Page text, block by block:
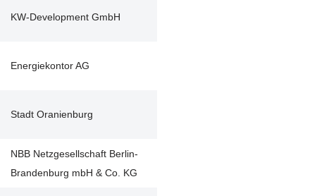
KW-Development GmbH
Energiekontor AG
Stadt Oranienburg
NBB Netzgesellschaft Berlin-
Brandenburg mbH & Co. KG